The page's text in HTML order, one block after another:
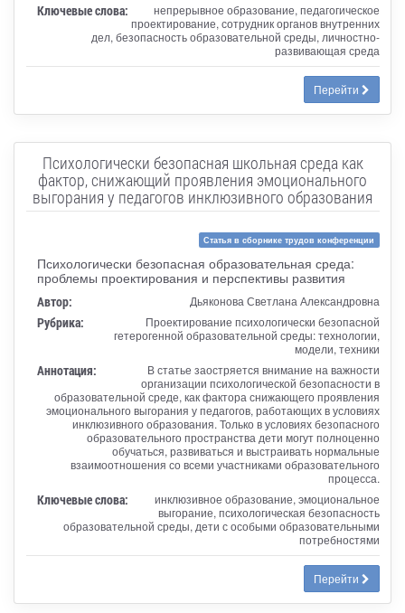
Ключевые слова:
непрерывное образование, педагогическое
проектирование, сотрудник органов внутренних
дел, безопасность образовательной среды, личностно-
развивающая среда
Перейти
Психологически безопасная школьная среда как
фактор, снижающий проявления эмоционального
выгорания у педагогов инклюзивного образования
Статья в сборнике трудов конференции
Психологически безопасная образовательная среда:
проблемы проектирования и перспективы развития
Автор: Дьяконова Светлана Александровна
Рубрика:
Проектирование психологически безопасной
гетерогенной образовательной среды: технологии,
модели, техники
Аннотация:
В статье заостряется внимание на важности
организации психологической безопасности в
образовательной среде, как фактора снижающего проявления
эмоционального выгорания у педагогов, работающих в условиях
инклюзивного образования. Только в условиях безопасного
образовательного пространства дети могут полноценно
обучаться, развиваться и выстраивать нормальные
взаимоотношения со всеми участниками образовательного
процесса.
Ключевые слова:
инклюзивное образование, эмоциональное
выгорание, психологическая безопасность
образовательной среды, дети с особыми образовательными
потребностями
Перейти